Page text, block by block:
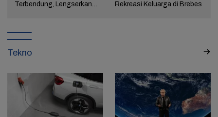
Rekreasi Keluarga di Brebes
Kedua Lebaran
Tekno